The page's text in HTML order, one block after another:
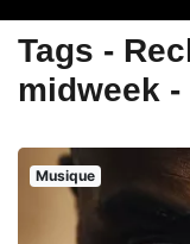
Tags -
midweek
Musique